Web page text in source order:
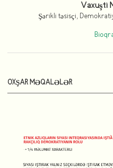
Vaxuşti
Şərikli təsisçi,
OXŞAR MƏQALƏLƏR